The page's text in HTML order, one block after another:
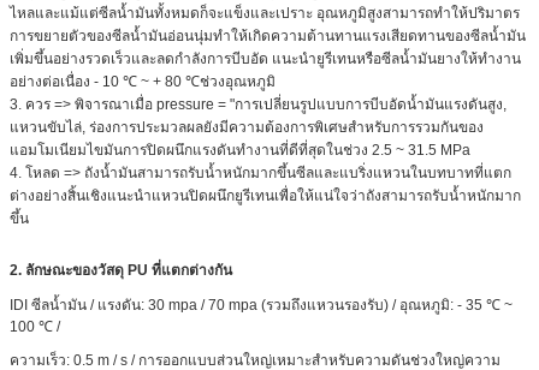
ไหลและแม้แต่ซีลน้ำมันทั้งหมดก็จะแข็งและเปราะ อุณหภูมิสูงสามารถทำให้ปริมาตร
การขยายตัวของซีลน้ำมันอ่อนนุ่มทำให้เกิดความต้านทานแรงเสียดทานของซีลน้ำมัน
เพิ่มขึ้นอย่างรวดเร็วและลดกำลังการบีบอัด แนะนำยูรีเทนหรือซีลน้ำมันยางให้ทำงาน
อย่างต่อเนื่อง - 10 ℃ ~ + 80 ℃ช่วงอุณหภูมิ
3. ควร => พิจารณาเมื่อ pressure = "การเปลี่ยนรูปแบบการบีบอัดน้ำมันแรงดันสูง,
แหวนขับไล่, ร่องการประมวลผลยังมีความต้องการพิเศษสำหรับการรวมกันของ
แอมโมเนียมไขมันการปิดผนึกแรงดันทำงานที่ดีที่สุดในช่วง 2.5 ~ 31.5 MPa
4. โหลด => ถังน้ำมันสามารถรับน้ำหนักมากขึ้นซีลและแบริ่งแหวนในบทบาทที่แตก
ต่างอย่างสิ้นเชิงแนะนำแหวนปิดผนึกยูรีเทนเพื่อให้แน่ใจว่าถังสามารถรับน้ำหนักมาก
ขึ้น
2. ลักษณะของวัสดุ PU ที่แตกต่างกัน
IDI ซีลน้ำมัน / แรงดัน: 30 mpa / 70 mpa (รวมถึงแหวนรองรับ) / อุณหภูมิ: - 35 ℃ ~
100 ℃ /
ความเร็ว: 0.5 m / s / การออกแบบส่วนใหญ่เหมาะสำหรับความดันช่วงใหญ่ความ